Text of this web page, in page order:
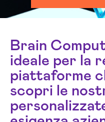
Brain
ideale per la
piattaforme
scopri le